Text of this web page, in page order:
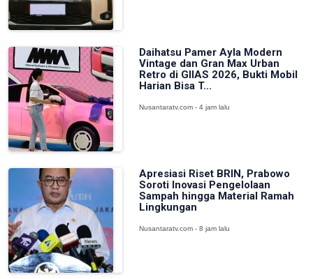
Daihatsu Pamer Ayla Modern
Vintage dan Gran Max Urban
Retro di GIIAS 2026, Bukti Mobil
Harian Bisa T...
Nusantaratv.com - 4 jam lalu
Apresiasi Riset BRIN, Prabowo
Soroti Inovasi Pengelolaan
Sampah hingga Material Ramah
Lingkungan
Nusantaratv.com - 8 jam lalu